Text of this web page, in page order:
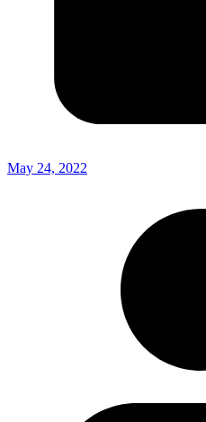
May 24, 2022